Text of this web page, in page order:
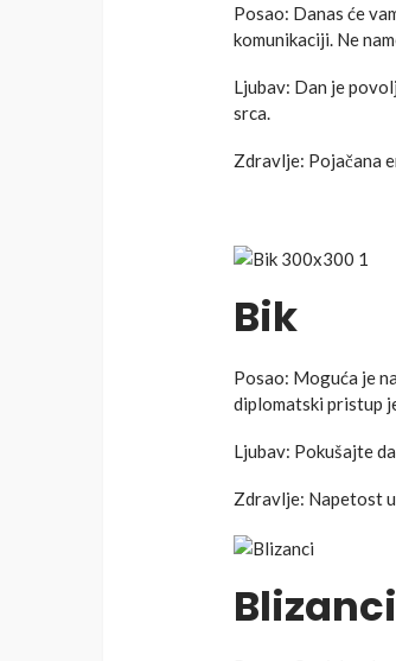
Posao: Danas će
komunikaciji. Ne
Ljubav: Dan je
srca.
Zdravlje: Pojačana
Bik
Posao: Moguća je
diplomatski pristup
Ljubav: Pokušajte
Zdravlje: Napetost
Blizanci